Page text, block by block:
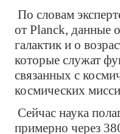
По словам
от Planck, данные
галактик и о
которые служат
связанных с
космических
Сейчас наука
примерно через